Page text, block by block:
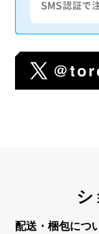
シ
配送・梱包につ